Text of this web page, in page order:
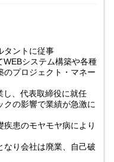
タントに従事
システム構築や各種
のプロジェクト・マネー
し、代表取締役に就任
クの影響で業績が急激に
疾患のモヤモヤ病により
なり会社は廃業、自己破